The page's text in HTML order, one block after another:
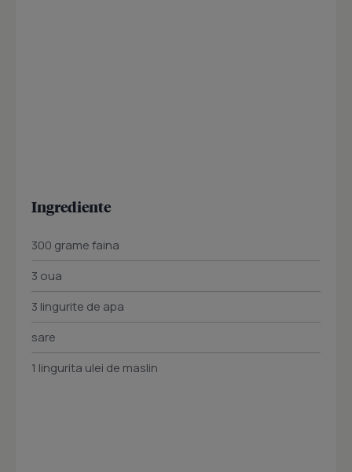
Ingrediente
300 grame faina
3 oua
3 lingurite de apa
sare
1 lingurita ulei de maslin